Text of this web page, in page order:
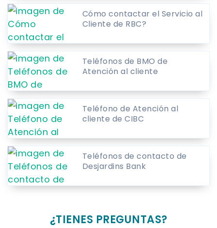
Cómo contactar el Servicio al
Cliente de RBC?
Teléfonos de BMO de
Atención al cliente
Teléfono de Atención al
cliente de CIBC
Teléfonos de contacto de
Desjardins Bank
¿TIENES PREGUNTAS?